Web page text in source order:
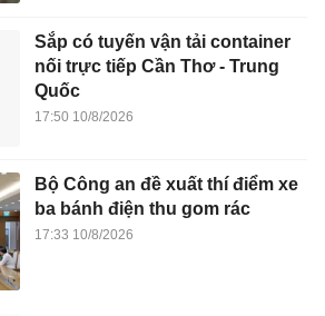
Sắp có tuyến vận tải container
nối trực tiếp Cần Thơ - Trung
Quốc
17:50 10/8/2026
Bộ Công an đề xuất thí điểm xe
ba bánh điện thu gom rác
17:33 10/8/2026